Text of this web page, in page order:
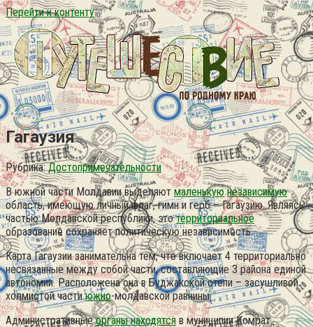
Перейти к контенту
Гагаузия
Рубрика: Достопримечательности
В южной части Молдавии выделяют маленькую независимую
область, имеющую личный флаг, гимн и герб – Гагаузию. Являясь
частью Молдавской республики, этотерриториальное
образование сохраняет политическую независимость.
Карта Гагаузии занимательна тем, что включает 4 территориально
несвязанные между собой части, составляющие 3 района единой
автономии. Расположена она в Буджакской степи – засушливой
холмистой частиюжно-молдавской равнины.
Административныеорганы находятся в муниципии Комрат.